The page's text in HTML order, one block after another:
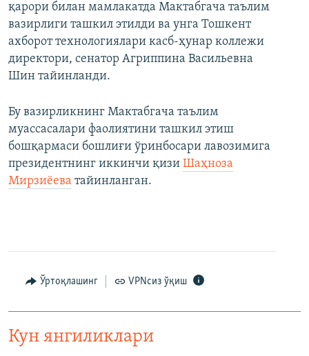
қарори билан мамлакатда Мактабгача таълим
вазирлиги ташкил этилди ва унга Тошкент
ахборот технологиялари касб-ҳунар коллежи
директори, сенатор Агриппина Васильевна
Шин тайинланди.
Бу вазирликнинг Мактабгача таълим
муассасалари фаолиятини ташкил этиш
бошқармаси бошлиғи ўринбосари лавозимига
президентнинг иккинчи қизи Шаҳноза
Мирзиëева тайинланган.
Ўртоқлашинг VPNсиз ўқиш
Кун янгиликлари